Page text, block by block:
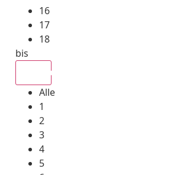
16
17
18
bis
Alle
1
2
3
4
5